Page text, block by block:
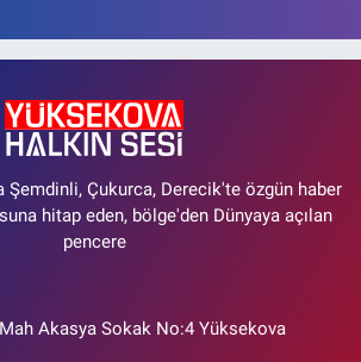
Şemdinli, Çukurca, Derecik'te özgün haber
hitap eden, bölge'den Dünyaya açılan
pencere
Akasya Sokak No:4 Yüksekova